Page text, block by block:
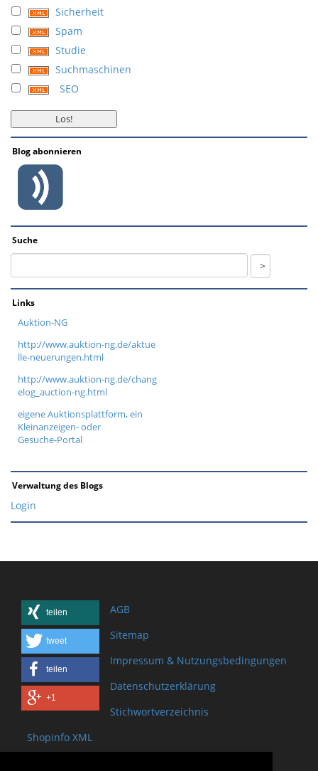
Sicherheit
Spam
Studie
Suchmaschinen
SEO
Blog abonnieren
Suche
Links
Auktion-NG
http://www.auktion-ng.de/aktue
lle-neuerungen.html
http://www.auktion-ng.de/chang
elog_auction-ng.html
eigene Auktionsplattform, ein
Kleinanzeigen- oder
Gesuche-Portal
Verwaltung des Blogs
Login
teilen
tweet
teilen
+1
AGB
Sitemap
Impressum & Nutzungsbedingungen
Datenschutzerklärung
Stichwortverzeichnis
Shopinfo XML